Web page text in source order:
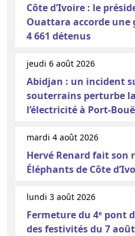
Côte d’Ivoire : le
Ouattara accorde une
4 661 détenus
jeudi 6 août 2026
Abidjan : un incident
souterrains perturbe
l’électricité à Port-
mardi 4 août 2026
Hervé Renard fait son
Éléphants de Côte
lundi 3 août 2026
Fermeture du 4ᵉ pont
des festivités du 7 août